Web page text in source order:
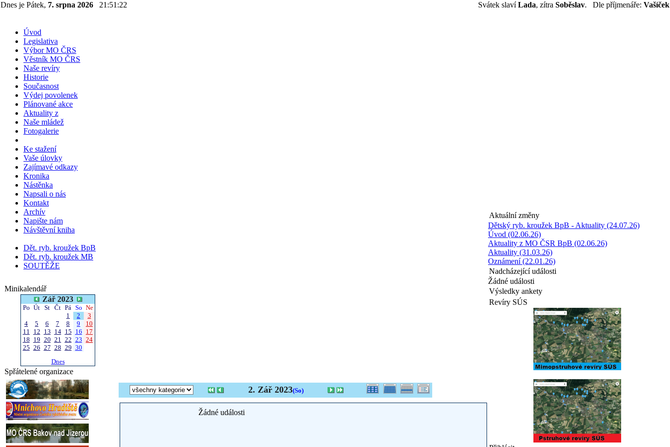
Dnes je Pátek, 7. srpna 2026 21:51:23 Svátek slavíLada, zítra Soběslav. Dle příjmenáře: Vašíček
Úvod
Legislativa
Výbor MO ČRS
Věstník MO ČRS
Naše revíry
Historie
Současnost
Výdej povolenek
Plánované akce
Aktuality z
Naše mládež
Fotogalerie
Ke stažení
Vaše úlovky
Zajímavé odkazy
Kronika
Nástěnka
Napsali o nás
Kontakt
Archív
Napište nám
Návštěvní kniha
Dět. ryb. kroužek BpB
Dět. ryb. kroužek MB
SOUTĚŽE
Minikalendář
Zář 2023
Po Út St Čt Pá So Ne
1
2
3
4
5 6 7 8 9
10
11 12 13 14 15 16 17
18 19 20 21 22 23 24
25 26 27 28 29 30
Dnes
Spřátelené organizace
2. Zář 2023(So)
Žádné události
Aktuální změny
Dětský ryb. kroužek BpB - Aktuality (24.07.26)
Úvod (02.06.26)
Aktuality z MO ČSR BpB (02.06.26)
Aktuality (31.03.26)
Oznámení (22.01.26)
Nadcházející události
Žádné události
Výsledky ankety
Revíry SÚS